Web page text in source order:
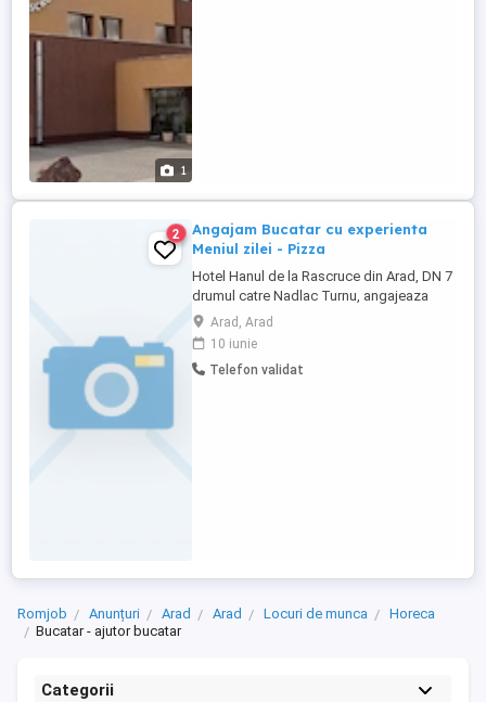
1
2
Angajam Bucatar cu experienta
Meniul zilei - Pizza
Hotel Hanul de la Rascruce din Arad, DN 7
drumul catre Nadlac Turnu, angajeaza
bucatar cu experienta in domeniu. Salar
motivant, meniul prestabilit cu pensiune
completa si a la carte, precum si Pizza.
Necesar permis de conducere. Mai multe
Arad, Arad
10 iunie
Telefon validat
Romjob Anunțuri Arad Arad Locuri de munca
Horeca
Bucatar - ajutor bucatar
Categorii